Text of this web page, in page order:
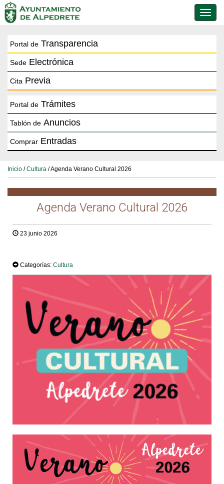
de
Portal de Transparencia
Sede Electrónica
Cita Previa
Portal de Trámites
Tablón de Anuncios
Comprar Entradas
Inicio /Cultura / Agenda Verano Cultural 2026
Agenda Verano Cultural 2026
23 junio 2026
Categorías: Cultura